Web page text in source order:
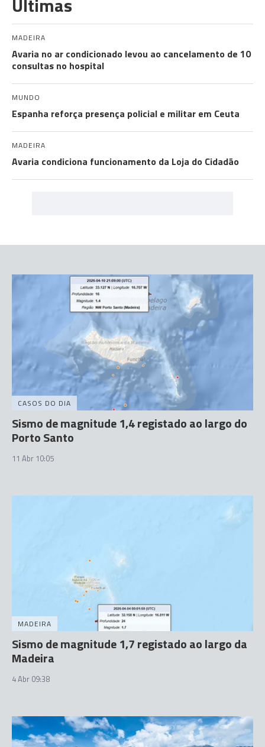
MADEIRA
Avaria no ar condicionado levou ao cancelamento de 10
consultas no hospital
MUNDO
Espanha reforça presença policial e militar em Ceuta
MADEIRA
Avaria condiciona funcionamento da Loja do Cidadão
CASOS DO DIA
Sismo de magnitude 1,4 registado ao largo do
Porto Santo
11 Abr 10:05
MADEIRA
Sismo de magnitude 1,7 registado ao largo da
Madeira
4 Abr 09:38